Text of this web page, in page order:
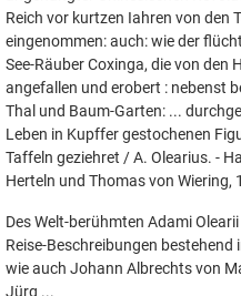
Reich vor kurtzen Iahren von den
eingenommen: auch: wie der
See-Räuber Coxinga, die von den
angefallen und erobert : nebenst
Thal und Baum-Garten: ...
Leben in Kupffer gestochenen
Taffeln geziehret / A. Olearius. -
Herteln und Thomas von Wiering,
Des Welt-berühmten Adami
Reise-Beschreibungen
wie auch Johann Albrechts von
Jürg ...